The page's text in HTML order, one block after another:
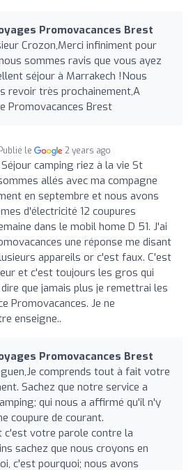
Promovacances Brest
Crozon,Merci infiniment pour
sommes ravis que vous ayez
séjour à Marrakech !Nous
revoir très prochainement,A
Promovacances Brest
Publié le 2 years ago
Séjour camping riez à la vie St
allés avec ma compagne
en septembre et nous avons
d'électricité 12 coupures
dans le mobil home D 51. J'ai
une réponse me disant
appareils or c'est faux. C'est
et c'est toujours les gros qui
que jamais plus je remettrai les
Promovacances. Je ne
enseigne..
Promovacances Brest
comprends tout à fait votre
Sachez que notre service a
qui nous a affirmé qu'il n'y
coupure de courant.
c'est votre parole contre la
sachez que nous croyons en
c'est pourquoi; nous avons